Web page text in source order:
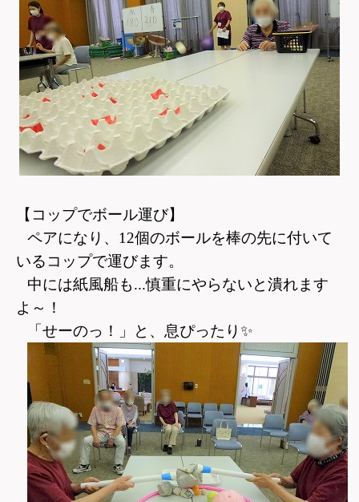
【コップでボール運び】
ペアになり、12個のボールを棒の先に付いて
いるコップで運びます。
中には紙風船も...慎重にやらないと潰れます
よ～！
「せーのっ！」と、息ぴったり ✨